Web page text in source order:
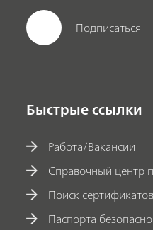
Подписаться
Быстрые ссылки
Работа/Вакансии
Справочный центр
Поиск сертификатов
Паспорта